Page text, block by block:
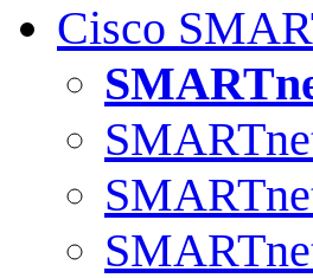
Cisco